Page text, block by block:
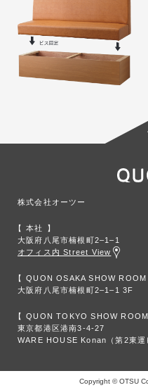
株式会社オーツー
本社
大阪府八尾市楠根町2‒1‒1
オフィス内 Street View
QUON OSAKA SHOW ROOM
大阪府八尾市楠根町2‒1‒1 3F
QUON TOKYO SHOW ROOM
東京都港区港南3-4-27
WARE HOUSE Konan（第2東運
Copyright © OTSU